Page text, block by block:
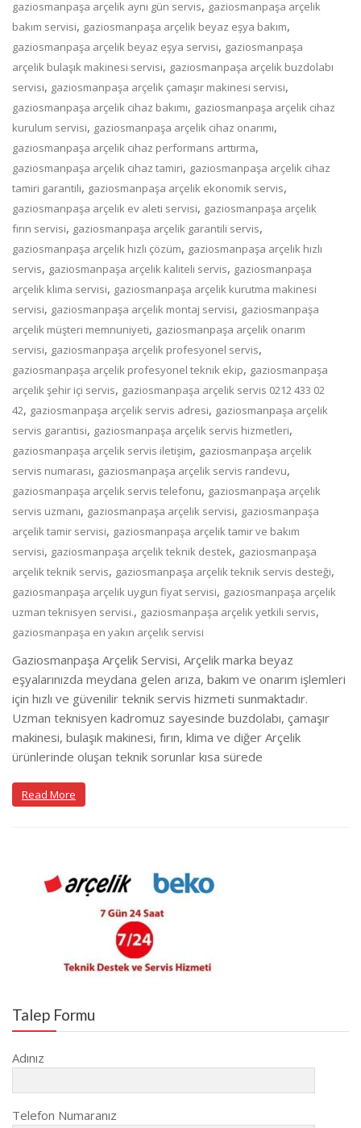
gaziosmanpaşa arçelik aynı gün servis, gaziosmanpaşa arçelik
bakım servisi, gaziosmanpaşa arçelik beyaz eşya bakım,
gaziosmanpaşa arçelik beyaz eşya servisi, gaziosmanpaşa
arçelik bulaşık makinesi servisi, gaziosmanpaşa arçelik buzdolabı
servisi, gaziosmanpaşa arçelik çamaşır makinesi servisi,
gaziosmanpaşa arçelik cihaz bakımı, gaziosmanpaşa arçelik cihaz
kurulum servisi, gaziosmanpaşa arçelik cihaz onarımı,
gaziosmanpaşa arçelik cihaz performans arttırma,
gaziosmanpaşa arçelik cihaz tamiri, gaziosmanpaşa arçelik cihaz
tamiri garantili, gaziosmanpaşa arçelik ekonomik servis,
gaziosmanpaşa arçelik ev aleti servisi, gaziosmanpaşa arçelik
fırın servisi, gaziosmanpaşa arçelik garantili servis,
gaziosmanpaşa arçelik hızlı çözüm, gaziosmanpaşa arçelik hızlı
servis, gaziosmanpaşa arçelik kaliteli servis, gaziosmanpaşa
arçelik klima servisi, gaziosmanpaşa arçelik kurutma makinesi
servisi, gaziosmanpaşa arçelik montaj servisi, gaziosmanpaşa
arçelik müşteri memnuniyeti, gaziosmanpaşa arçelik onarım
servisi, gaziosmanpaşa arçelik profesyonel servis,
gaziosmanpaşa arçelik profesyonel teknik ekip, gaziosmanpaşa
arçelik şehir içi servis, gaziosmanpaşa arçelik servis 0212 433 02
42, gaziosmanpaşa arçelik servis adresi, gaziosmanpaşa arçelik
servis garantisi, gaziosmanpaşa arçelik servis hizmetleri,
gaziosmanpaşa arçelik servis iletişim, gaziosmanpaşa arçelik
servis numarası, gaziosmanpaşa arçelik servis randevu,
gaziosmanpaşa arçelik servis telefonu, gaziosmanpaşa arçelik
servis uzmanı, gaziosmanpaşa arçelik servisi, gaziosmanpaşa
arçelik tamir servisi, gaziosmanpaşa arçelik tamir ve bakım
servisi, gaziosmanpaşa arçelik teknik destek, gaziosmanpaşa
arçelik teknik servis, gaziosmanpaşa arçelik teknik servis desteği,
gaziosmanpaşa arçelik uygun fiyat servisi, gaziosmanpaşa arçelik
uzman teknisyen servisi., gaziosmanpaşa arçelik yetkili servis,
gaziosmanpaşa en yakın arçelik servisi
Gaziosmanpaşa Arçelik Servisi, Arçelik marka beyaz
eşyalarınızda meydana gelen arıza, bakım ve onarım işlemleri
için hızlı ve güvenilir teknik servis hizmeti sunmaktadır.
Uzman teknisyen kadromuz sayesinde buzdolabı, çamaşır
makinesi, bulaşık makinesi, fırın, klima ve diğer Arçelik
ürünlerinde oluşan teknik sorunlar kısa sürede
Read More
Talep Formu
Adınız
Telefon Numaranız